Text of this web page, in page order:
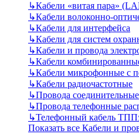
↳Кабели «витая пара»
↳Кабели волоконно-
↳Кабели для интерфейса
↳Кабели для систем
↳Кабели и провода
↳Кабели
↳Кабели микрофонные с
↳Кабели радиочастотные
↳Провода
↳Провода телефонные
↳Телефонный кабель
Показать все Кабели и